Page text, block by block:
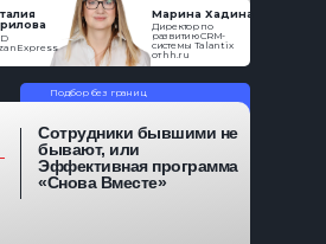
Сотрудники бывшими не
бывают, или
Эффективная программа
«Снова Вместе»
Подбор без границ
Марина Хадина
Директор по
развитию CRM-
системы Talantix
от hh.ru